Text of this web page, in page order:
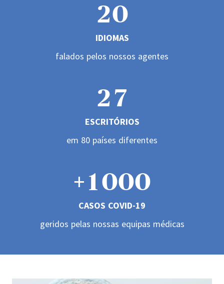
2
3
4
5
7
8
0
1
2
3
5
6
IDIOMAS
falados pelos nossos agentes
0
1
2
3
4
5
7
5
6
7
8
9
ESCRITÓRIOS
em 80 países diferentes
+
0
1
2
3
0
1
2
0
1
2
0
1
2
CASOS COVID-19
geridos pelas nossas equipas médicas